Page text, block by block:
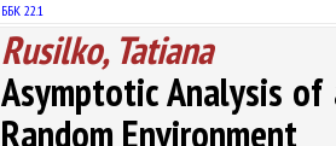
ББК 22.1
Rusilko, Tatiana
Asymptotic Analysis of
Random Environment